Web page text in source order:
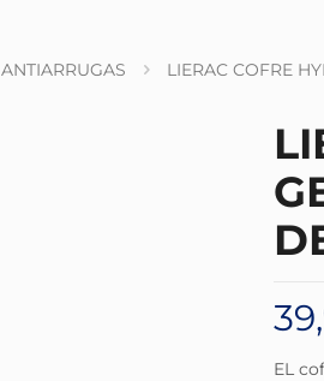
ANTIARRUGAS LIERAC COFRE
EL